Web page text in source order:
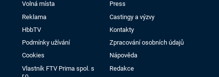
Volná místa
Press
Reklama
Castingy a výzvy
HbbTV
Kontakty
Podmínky užívání
Zpracování osobních údajů
Cookies
Nápověda
Vlastník FTV Prima spol. s
r.o.
Redakce